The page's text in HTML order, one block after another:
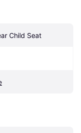
Child Seat